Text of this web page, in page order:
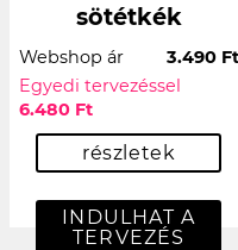
sötétkék
Webshop ár
3.490 Ft
Egyedi tervezéssel
6.480 Ft
részletek
INDULHAT A
TERVEZÉS